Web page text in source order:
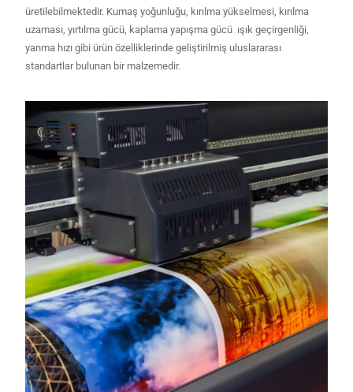
üretilebilmektedir. Kumaş yoğunluğu, kırılma yükselmesi, kırılma
uzaması, yırtılma gücü, kaplama yapışma gücü ışık geçirgenliği,
yanma hızı gibi ürün özelliklerinde geliştirilmiş uluslararası
standartlar bulunan bir malzemedir.